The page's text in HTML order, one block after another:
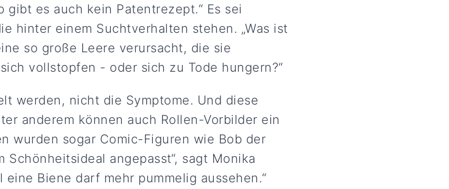
es auch kein Patentrezept.“ Es sei
hinter einem Suchtverhalten stehen. „Was ist
so große Leere verursacht, die sie
vollstopfen - oder sich zu Tode hungern?“
werden, nicht die Symptome. Und diese
anderem können auch Rollen-Vorbilder ein
wurden sogar Comic-Figuren wie Bob der
angepasst“, sagt Monika
Biene darf mehr pummelig aussehen.“